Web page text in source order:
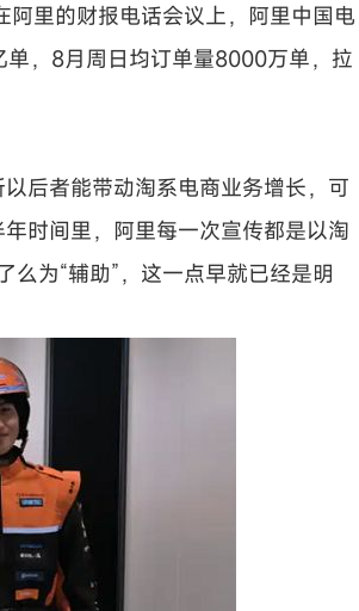
里的财报电话会议上，阿里中国电
单，8月周日均订单量8000万单，拉
后者能带动淘系电商业务增长，可
时间里，阿里每一次宣传都是以淘
么为“辅助”，这一点早就已经是明